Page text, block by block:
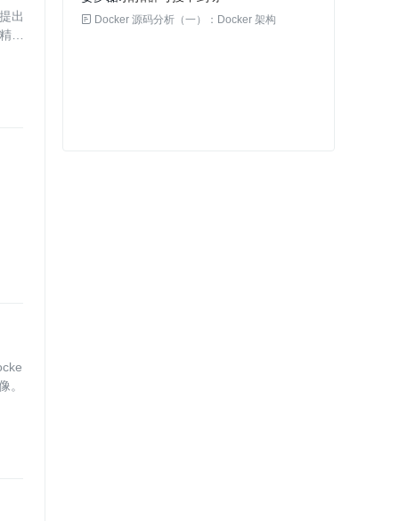
出
益
。
 Docker 源码分析（一）：Docker 架构